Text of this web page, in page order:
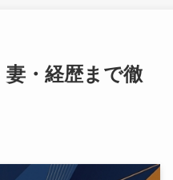
・経歴まで徹